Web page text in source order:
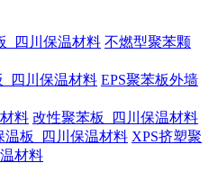
不燃型聚苯颗
EPS聚苯板外墙
改性聚苯板_四川保温材料
XPS挤塑聚
材料